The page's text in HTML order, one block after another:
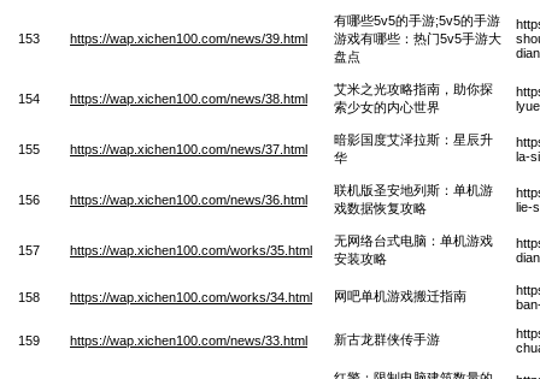
153 https://wap.xichen100.com/news/39.html
有哪些5v5的手游;5v5的手游
游戏有哪些：热门5v5手游大
盘点
154 https://wap.xichen100.com/news/38.html
艾米之光攻略指南，助你探
索少女的内心世界
155 https://wap.xichen100.com/news/37.html
暗影国度艾泽拉斯：星辰升
华
la-
156 https://wap.xichen100.com/news/36.html
联机版圣安地列斯：单机游
戏数据恢复攻略
lie-
157 https://wap.xichen100.com/works/35.html
无网络台式电脑：单机游戏
安装攻略
158 https://wap.xichen100.com/works/34.html 网吧单机游戏搬迁指南
159 https://wap.xichen100.com/news/33.html 新古龙群侠传手游